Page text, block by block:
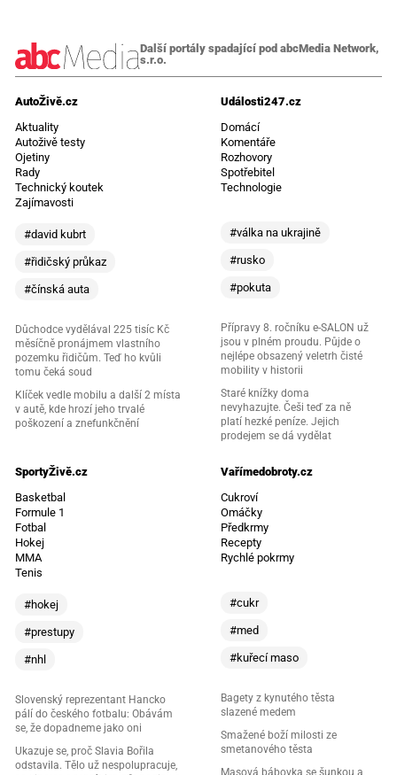
Další portály spadající pod abcMedia Network,
s.r.o.
AutoŽivě.cz
Aktuality
Autoživě testy
Ojetiny
Rady
Technický koutek
Zajímavosti
#david kubrt
#řidičský průkaz
#čínská auta
Důchodce vydělával 225 tisíc Kč
měsíčně pronájmem vlastního
pozemku řidičům. Teď ho kvůli
tomu čeká soud
Klíček vedle mobilu a další 2 místa
v autě, kde hrozí jeho trvalé
poškození a znefunkčnění
Události247.cz
Domácí
Komentáře
Rozhovory
Spotřebitel
Technologie
#válka na ukrajině
#rusko
#pokuta
Přípravy 8. ročníku e-SALON už
jsou v plném proudu. Půjde o
nejlépe obsazený veletrh čisté
mobility v historii
Staré knížky doma
nevyhazujte. Češi teď za ně
platí hezké peníze. Jejich
prodejem se dá vydělat
SportyŽivě.cz
Basketbal
Formule 1
Fotbal
Hokej
MMA
Tenis
#hokej
#prestupy
#nhl
Slovenský reprezentant Hancko
pálí do českého fotbalu: Obávám
se, že dopadneme jako oni
Ukazuje se, proč Slavia Bořila
odstavila. Tělo už nespolupracuje,
Vařímedobroty.cz
Cukroví
Omáčky
Předkrmy
Recepty
Rychlé pokrmy
#cukr
#med
#kuřecí maso
Bagety z kynutého těsta
slazené medem
Smažené boží milosti ze
smetanového těsta
Masová bábovka se šunkou a